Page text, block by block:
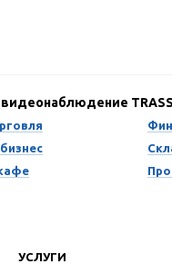
видеонаблюдение
УСЛУГИ